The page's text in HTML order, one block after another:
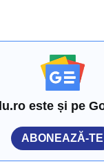
este și pe
ABONEAZĂ-TE